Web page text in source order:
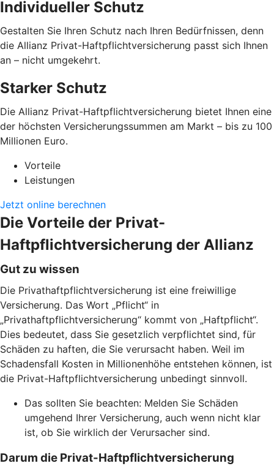
Individueller Schutz
Gestalten Sie Ihren Schutz nach Ihren Bedürfnissen, denn
die Allianz Privat-Haftpflichtversicherung passt sich Ihnen
an – nicht umgekehrt.
Starker Schutz
Die Allianz Privat-Haftpflichtversicherung bietet Ihnen eine
der höchsten Versicherungssummen am Markt – bis zu 100
Millionen Euro.
Vorteile
Leistungen
Jetzt online berechnen
Die Vorteile der Privat-
Haftpflichtversicherung der Allianz
Gut zu wissen
Die Privathaftpflichtversicherung ist eine freiwillige
Versicherung. Das Wort „Pflicht“ in
„Privathaftpflichtversicherung“ kommt von „Haftpflicht“.
Dies bedeutet, dass Sie gesetzlich verpflichtet sind, für
Schäden zu haften, die Sie verursacht haben. Weil im
Schadensfall Kosten in Millionenhöhe entstehen können, ist
die Privat-Haftpflichtversicherung unbedingt sinnvoll.
Das sollten Sie beachten: Melden Sie Schäden
umgehend Ihrer Versicherung, auch wenn nicht klar
ist, ob Sie wirklich der Verursacher sind.
Darum die Privat-Haftpflichtversicherung